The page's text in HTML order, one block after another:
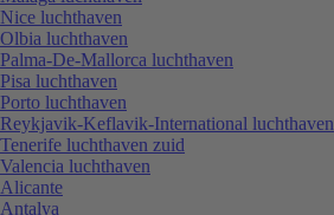
Nice luchthaven
Olbia luchthaven
Palma-De-Mallorca luchthaven
Pisa luchthaven
Porto luchthaven
Reykjavik-Keflavik-International luchthaven
Tenerife luchthaven zuid
Valencia luchthaven
Alicante
Antalya